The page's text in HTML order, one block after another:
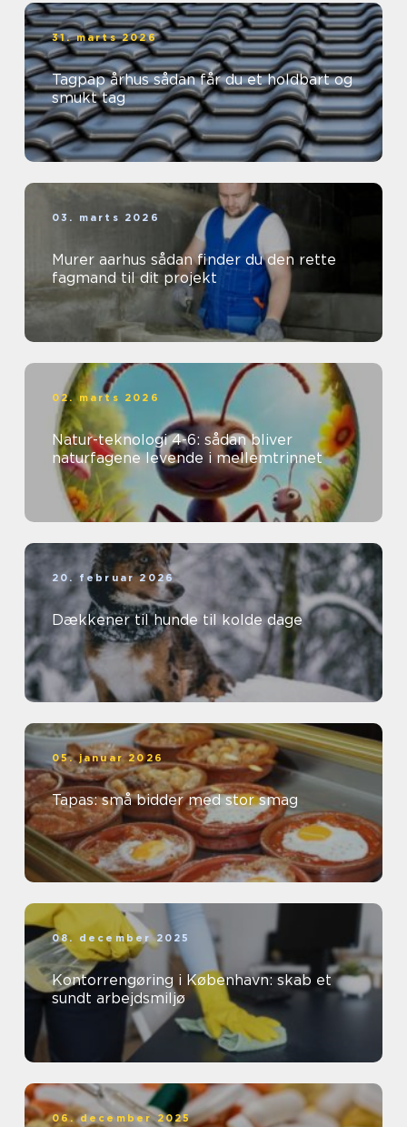
31. marts 2026
Tagpap århus sådan får du et holdbart og
smukt tag
03. marts 2026
Murer aarhus sådan finder du den rette
fagmand til dit projekt
02. marts 2026
Natur-teknologi 4-6: sådan bliver
naturfagene levende i mellemtrinnet
20. februar 2026
Dækkener til hunde til kolde dage
05. januar 2026
Tapas: små bidder med stor smag
08. december 2025
Kontorrengøring i København: skab et
sundt arbejdsmiljø
06. december 2025